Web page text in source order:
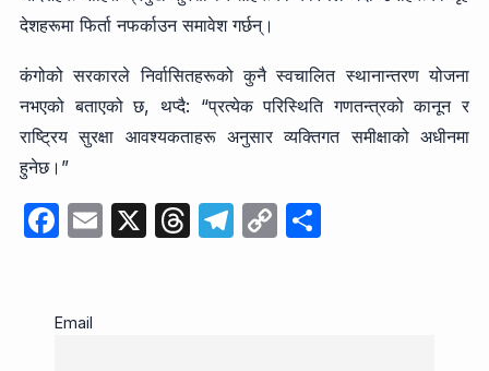
देशहरूमा फिर्ता नफर्काउन समावेश गर्छन्।
कंगोको सरकारले निर्वासितहरूको कुनै स्वचालित स्थानान्तरण योजना
नभएको बताएको छ, थप्दै: “प्रत्येक परिस्थिति गणतन्त्रको कानून र
राष्ट्रिय सुरक्षा आवश्यकताहरू अनुसार व्यक्तिगत समीक्षाको अधीनमा
हुनेछ।”
F
e
E X T T C S
Email